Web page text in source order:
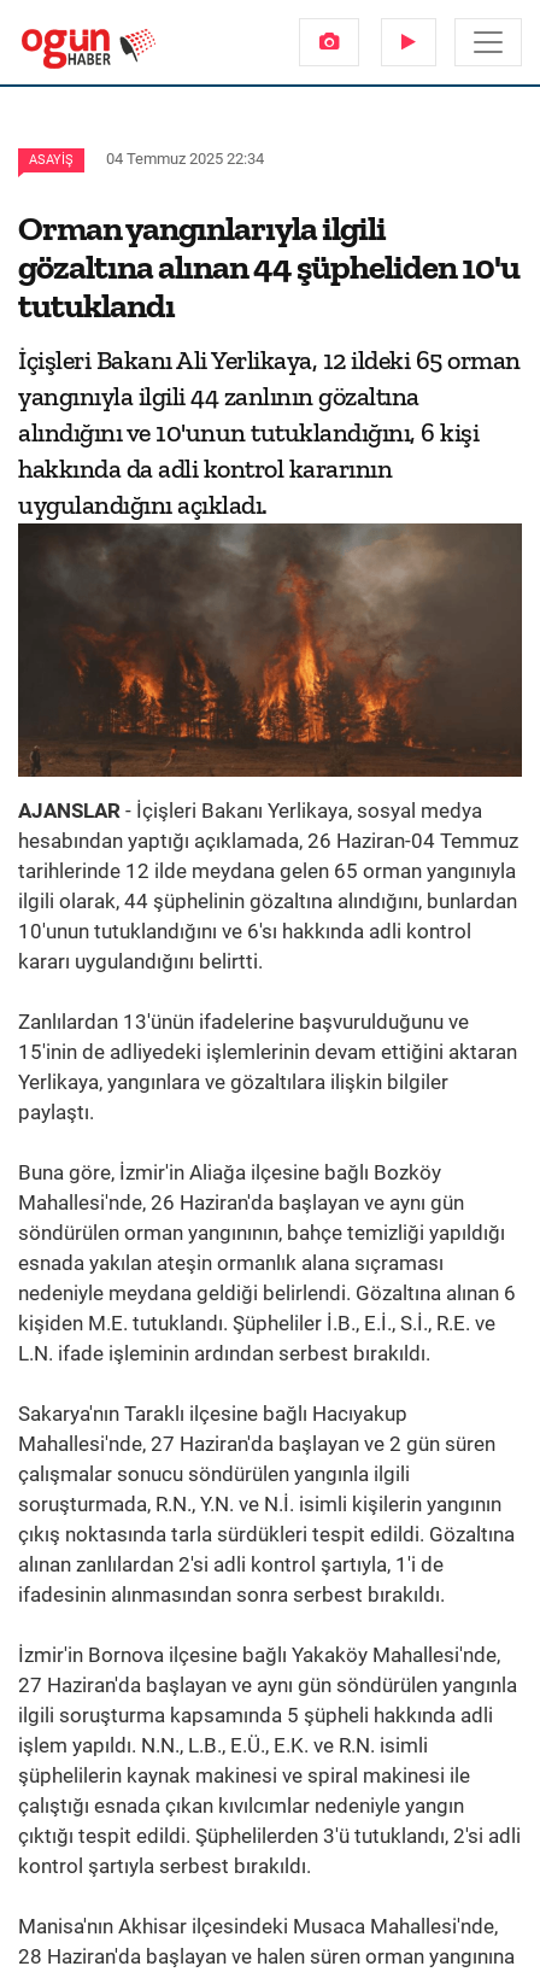
ASAYIŞ 04 Temmuz 2025 22:34
Orman yangınlarıyla ilgili
gözaltına alınan 44 şüpheliden 10'u
tutuklandı
İçişleri Bakanı Ali Yerlikaya, 12 ildeki 65 orman
yangınıyla ilgili 44 zanlının gözaltına
alındığını ve 10'unun tutuklandığını, 6 kişi
hakkında da adli kontrol kararının
uygulandığını açıkladı.
AJANSLAR - İçişleri Bakanı Yerlikaya, sosyal medya
hesabından yaptığı açıklamada, 26 Haziran-04 Temmuz
tarihlerinde 12 ilde meydana gelen 65 orman yangınıyla
ilgili olarak, 44 şüphelinin gözaltına alındığını, bunlardan
10'unun tutuklandığını ve 6'sı hakkında adli kontrol
kararı uygulandığını belirtti.
Zanlılardan 13'ünün ifadelerine başvurulduğunu ve
15'inin de adliyedeki işlemlerinin devam ettiğini aktaran
Yerlikaya, yangınlara ve gözaltılara ilişkin bilgiler
paylaştı.
Buna göre, İzmir'in Aliağa ilçesine bağlı Bozköy
Mahallesi'nde, 26 Haziran'da başlayan ve aynı gün
söndürülen orman yangınının, bahçe temizliği yapıldığı
esnada yakılan ateşin ormanlık alana sıçraması
nedeniyle meydana geldiği belirlendi. Gözaltına alınan 6
kişiden M.E. tutuklandı. Şüpheliler İ.B., E.İ., S.İ., R.E. ve
L.N. ifade işleminin ardından serbest bırakıldı.
Sakarya'nın Taraklı ilçesine bağlı Hacıyakup
Mahallesi'nde, 27 Haziran'da başlayan ve 2 gün süren
çalışmalar sonucu söndürülen yangınla ilgili
soruşturmada, R.N., Y.N. ve N.İ. isimli kişilerin yangının
çıkış noktasında tarla sürdükleri tespit edildi. Gözaltına
alınan zanlılardan 2'si adli kontrol şartıyla, 1'i de
ifadesinin alınmasından sonra serbest bırakıldı.
İzmir'in Bornova ilçesine bağlı Yakaköy Mahallesi'nde,
27 Haziran'da başlayan ve aynı gün söndürülen yangınla
ilgili soruşturma kapsamında 5 şüpheli hakkında adli
işlem yapıldı. N.N., L.B., E.Ü., E.K. ve R.N. isimli
şüphelilerin kaynak makinesi ve spiral makinesi ile
çalıştığı esnada çıkan kıvılcımlar nedeniyle yangın
çıktığı tespit edildi. Şüphelilerden 3'ü tutuklandı, 2'si adli
kontrol şartıyla serbest bırakıldı.
Manisa'nın Akhisar ilçesindeki Musaca Mahallesi'nde,
28 Haziran'da başlayan ve halen süren orman yangınına